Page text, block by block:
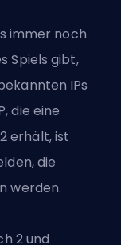
immer noch
Spiels gibt,
IPs
die eine
erhält, ist
die
werden.
2und